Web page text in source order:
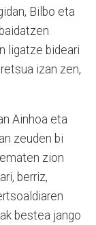
Bilbo eta
ligatze bideari
izan zen,
Ainhoa eta
zeuden bi
zion
berriz,
bestea jango